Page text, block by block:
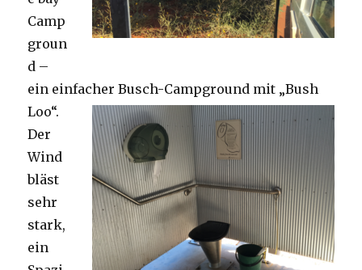
Camp
groun
d –
ein einfacher Busch-Campground mit „Bush
Loo“.
Der
Wind
bläst
sehr
stark,
ein